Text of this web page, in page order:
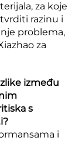
za koje
razinu i
problema,
za
između
s
i